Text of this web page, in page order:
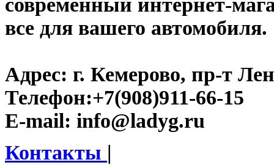
современный интернет-
все для вашего автомобиля.
Адрес: г. Кемерово, пр-т
Телефон:+7(908)911-66-15
E-mail: info@ladyg.ru
Контакты |